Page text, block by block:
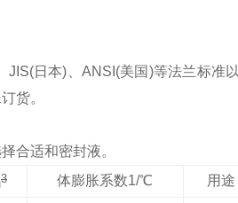
日本)、ANSI(美国)等法兰标准
货。
合适和密封液。
3 体膨胀系数1/℃ 用途